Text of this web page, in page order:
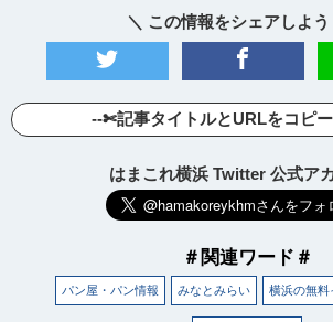
＼ この情報をシェアしよう
--✄記事タイトルとURLをコピ
はまこれ横浜 Twitter 公式ア
＃関連ワード＃
パン屋・パン情報 みなとみらい 横浜の無料